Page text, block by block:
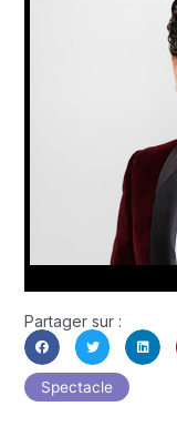
Partager sur :
Spectacle